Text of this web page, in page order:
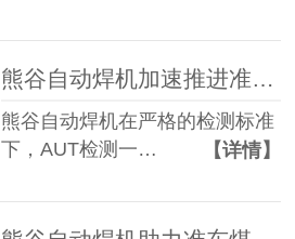
熊谷自动焊机加速推进准东煤制天然气管道工程建设
熊谷自动焊机在严格的检测标准
下，AUT检测一…
【详情】